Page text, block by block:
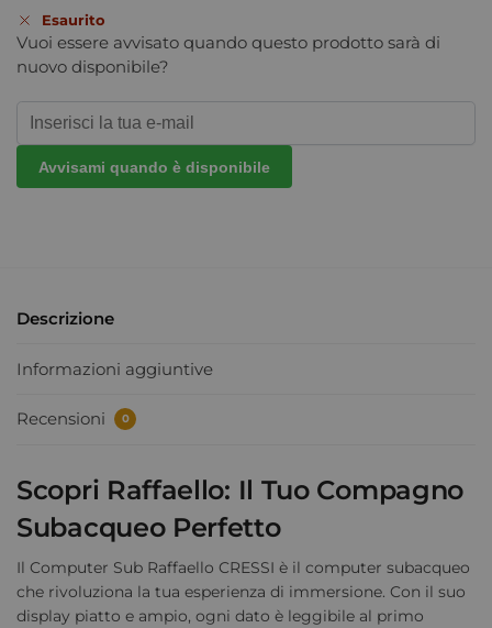
Esaurito
Vuoi essere avvisato quando questo prodotto sarà di
nuovo disponibile?
Avvisami quando è disponibile
Descrizione
Informazioni aggiuntive
Recensioni 0
Scopri Raffaello: Il Tuo Compagno
Subacqueo Perfetto
Il Computer Sub Raffaello CRESSI è il computer subacqueo
che rivoluziona la tua esperienza di immersione. Con il suo
display piatto e ampio, ogni dato è leggibile al primo